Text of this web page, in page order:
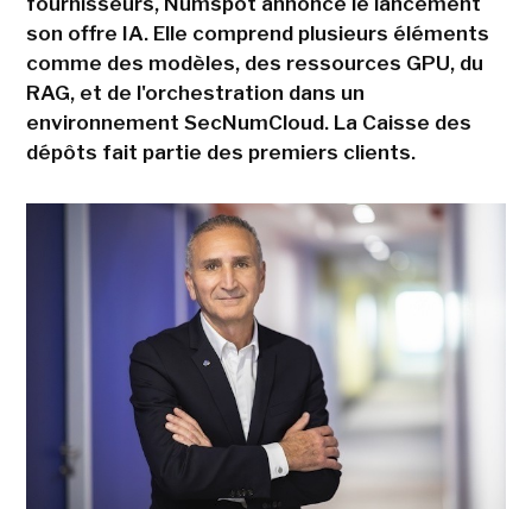
son offre IA. Elle comprend plusieurs éléments
comme des modèles, des ressources GPU, du
RAG, et de l'orchestration dans un
environnement SecNumCloud. La Caisse des
dépôts fait partie des premiers clients.